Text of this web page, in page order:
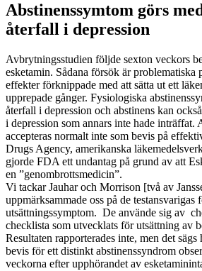
Abstinenssymtom görs
återfall i depression
Avbrytningsstudien följde sexton veckors
esketamin. Sådana försök är problematiska
effekter förknippade med att sätta ut ett
upprepade gånger. Fysiologiska
återfall i depression och abstinens kan
i depression som annars inte hade inträffat.
accepteras normalt inte som bevis på
Drugs Agency, amerikanska
gjorde FDA ett undantag på grund av att
en ”genombrottsmedicin”.
Vi tackar Jauhar och Morrison [två av
uppmärksammade oss på de testansvarigas
utsättningssymptom. De använde sig av
checklista som utvecklats för utsättning av
Resultaten rapporterades inte, men det sägs
bevis för ett distinkt abstinenssyndrom
veckorna efter upphörandet av